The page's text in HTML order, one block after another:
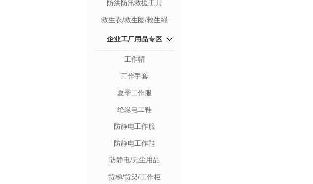
防洪防汛救援工具
救生衣/救生圈/救生绳
企业工厂用品专区
工作帽
工作手套
夏季工作服
绝缘电工鞋
防静电工作服
防静电工作鞋
防静电/无尘用品
货梯/货架/工作柜